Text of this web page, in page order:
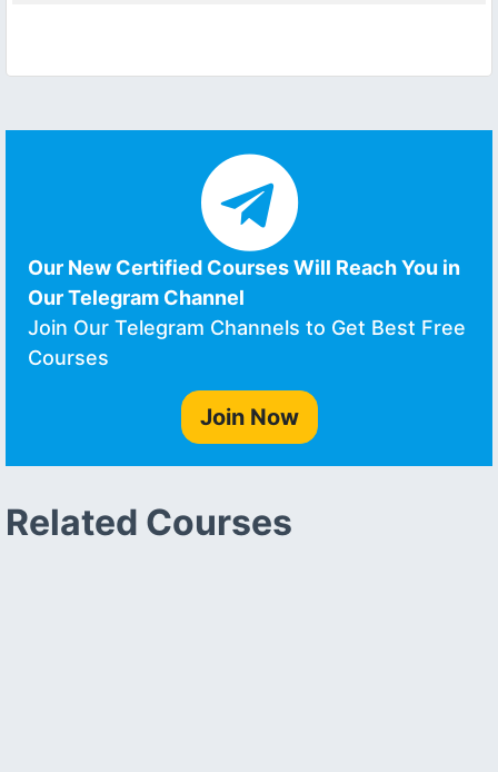
Our New Certified Courses Will Reach You in
Our Telegram Channel
Join Our Telegram Channels to Get Best Free
Courses
Join Now
Related Courses